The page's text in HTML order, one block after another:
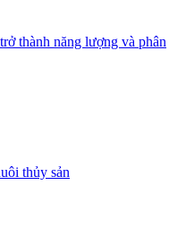
thành năng lượng và phân
thủy sản